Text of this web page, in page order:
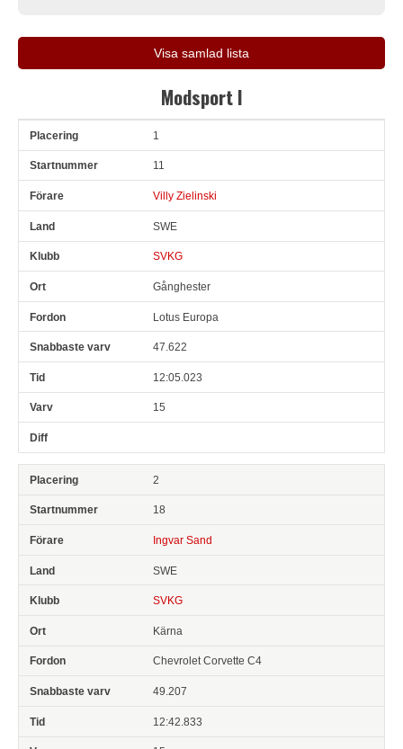
Visa samlad lista
Modsport I
Pl Snr 1
11
Villy Zielinski
SWE
SVKG
Gånghester
Lotus Europa
47.622
12:05.023
15
2
18
Ingvar Sand
SWE
SVKG
Kärna
Chevrolet Corvette C4
49.207
12:42.833